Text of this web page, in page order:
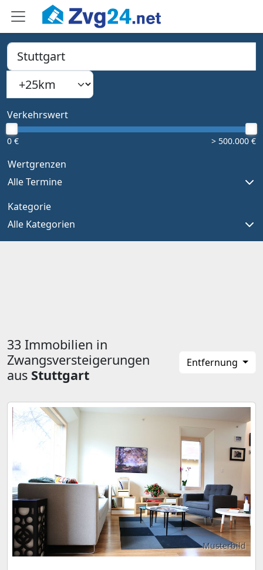
PLZ, Ort oder Bundesland
Type 1 or more characters for results.
Suchradius
Verkehrswert
0 € > 500.000 €
Wertgrenzen
Alle Termine
Kategorie
Alle Kategorien
33 Immobilien in
Zwangsversteigerungen
aus Stuttgart
Entfernung
Musterbild